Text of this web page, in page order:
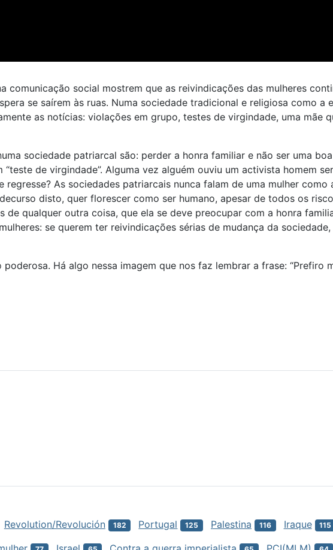
comunicação social mostrem que as reivindicações das mulheres
se saírem às ruas. Numa sociedade tradicional e religiosa como
as notícias: violações em grupo, testes de virgindade, uma mãe
sociedade patriarcal são: perder a honra familiar e não ser uma
de virgindade”. Alguma vez alguém ouviu um activista homem
As sociedades patriarcais nunca falam de uma mulher
disto, quer florescer como ser humano, apesar de todos os
de qualquer outra coisa, que ela se deve preocupar com a honra
se querem ter reivindicações sérias de mudança da
Há algo nessa imagem que nos faz lembrar a frase: “Prefiro
Revolution/Revolución 182 Portugal 125 Palestina 116 Iraque 115